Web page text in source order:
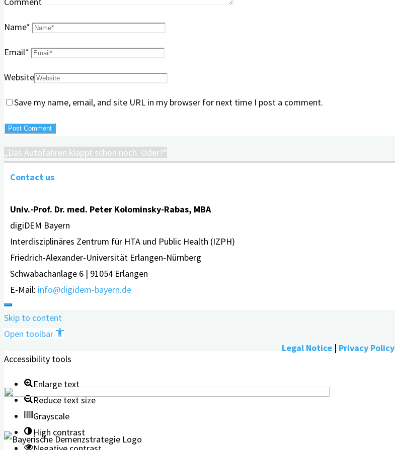
Name*
Email*
Website
Save my name, email, and site URL in my browser for next time I post a comment.
„Das Autofahren klappt schon noch. Oder?“
Contact us
Univ.-Prof. Dr. med. Peter Kolominsky-Rabas, MBA
digiDEM Bayern
Interdisziplinäres Zentrum für HTA und Public Health (IZPH)
Friedrich-Alexander-Universität Erlangen-Nürnberg
Schwabachanlage 6 | 91054 Erlangen
E-Mail: info@digidem-bayern.de
Legal Notice | Privacy Policy
Skip to content
Open toolbar
Accessibility tools
Enlarge text
Reduce text size
Grayscale
High contrast